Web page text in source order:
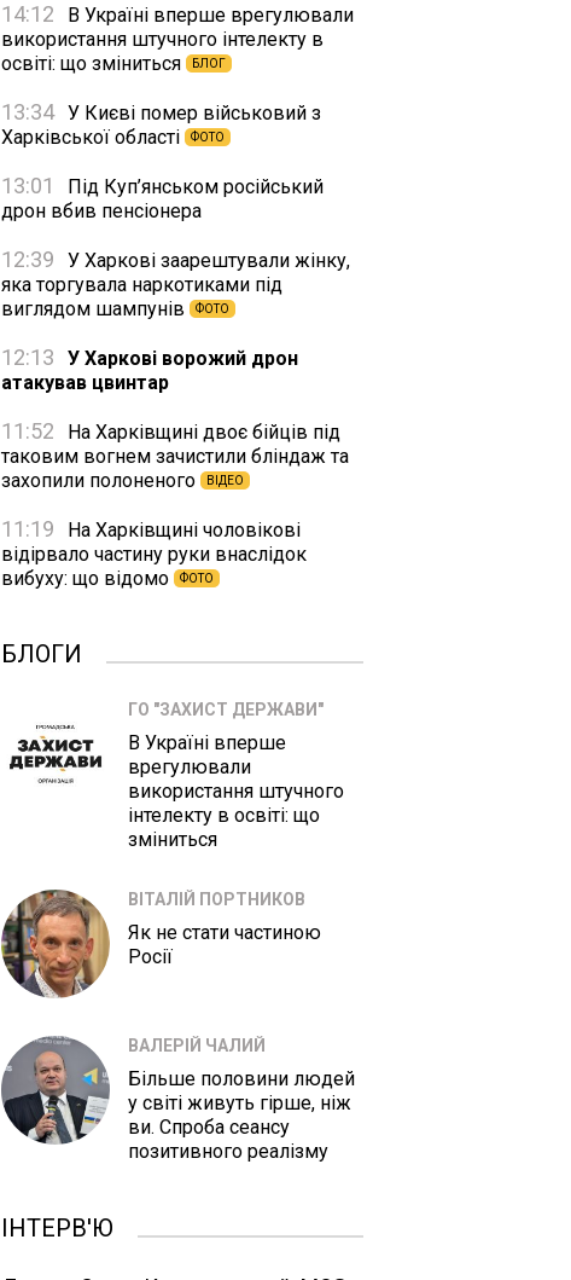
14:12
В Україні вперше врегулювали
використання штучного інтелекту в
освіті: що зміниться
БЛОГ
13:34 У Києві помер військовий з
Харківської області
ФОТО
13:01
Під Куп’янськом російський
дрон вбив пенсіонера
12:39
У Харкові заарештували жінку,
яка торгувала наркотиками під
виглядом шампунів
ФОТО
12:13
У Харкові ворожий дрон
атакував цвинтар
11:52
На Харківщині двоє бійців під
таковим вогнем зачистили бліндаж та
захопили полоненого
ВІДЕО
11:19
На Харківщині чоловікові
відірвало частину руки внаслідок
вибуху: що відомо
ФОТО
БЛОГИ
ГО "ЗАХИСТ ДЕРЖАВИ"
В Україні вперше
врегулювали
використання штучного
інтелекту в освіті: що
зміниться
ВІТАЛІЙ ПОРТНИКОВ
Як не стати частиною
Росії
ВАЛЕРІЙ ЧАЛИЙ
Більше половини людей
у світі живуть гірше, ніж
ви. Спроба сеансу
позитивного реалізму
ІНТЕРВ'Ю